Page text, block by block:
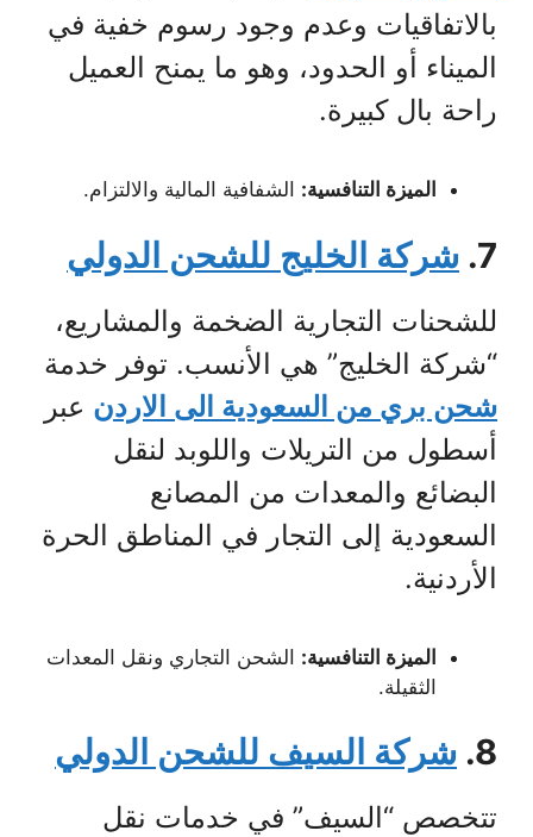
بالاتفاقيات وعدم وجود رسوم خفية في
الميناء أو الحدود، وهو ما يمنح العميل
راحة بال كبيرة.
الميزة التنافسية: الشفافية المالية والالتزام.
7. شركة الخليج للشحن الدولي
للشحنات التجارية الضخمة والمشاريع،
“شركة الخليج” هي الأنسب. توفر خدمة
شحن بري من السعودية الى الاردن عبر
أسطول من التريلات واللوبد لنقل
البضائع والمعدات من المصانع
السعودية إلى التجار في المناطق الحرة
الأردنية.
الميزة التنافسية: الشحن التجاري ونقل المعدات
الثقيلة.
8. شركة السيف للشحن الدولي
تتخصص “السيف” في خدمات نقل